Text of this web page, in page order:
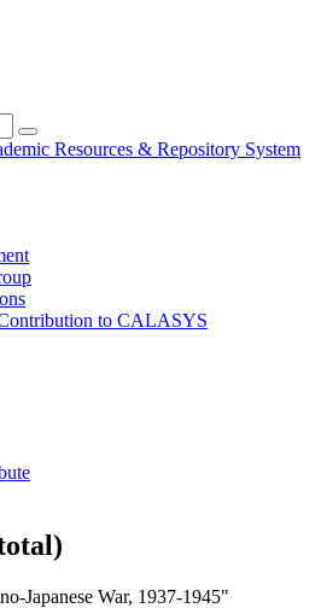
to CALASYS
Japanese War, 1937-1945"